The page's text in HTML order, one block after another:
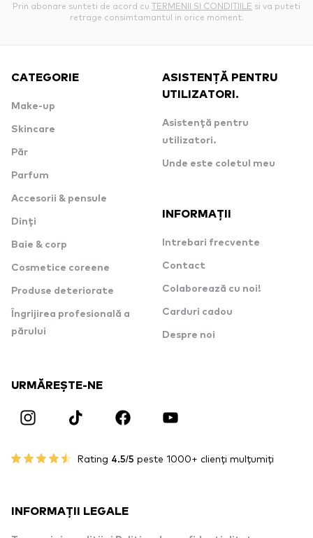
Prin abonare sunteti de acord cu TERMENII SI CONDITIILE si va puteti
retrage consimtamantul in orice moment.
CATEGORIE
Make-up
Skincare
Păr
Parfum
Accesorii & pensule
Dinți
Baie & corp
Cosmetice coreene
Produse deteriorate
Îngrijirea profesională a
părului
ASISTENȚĂ PENTRU
UTILIZATORI.
Asistență pentru
utilizatori.
Unde este coletul meu
INFORMAȚII
Intrebari frecvente
Contact
Colaborează cu noi!
Carduri cadou
Despre noi
URMĂREȘTE-NE
Rating 4.5/5 peste 1000+ clienți mulțumiți
INFORMAȚII LEGALE